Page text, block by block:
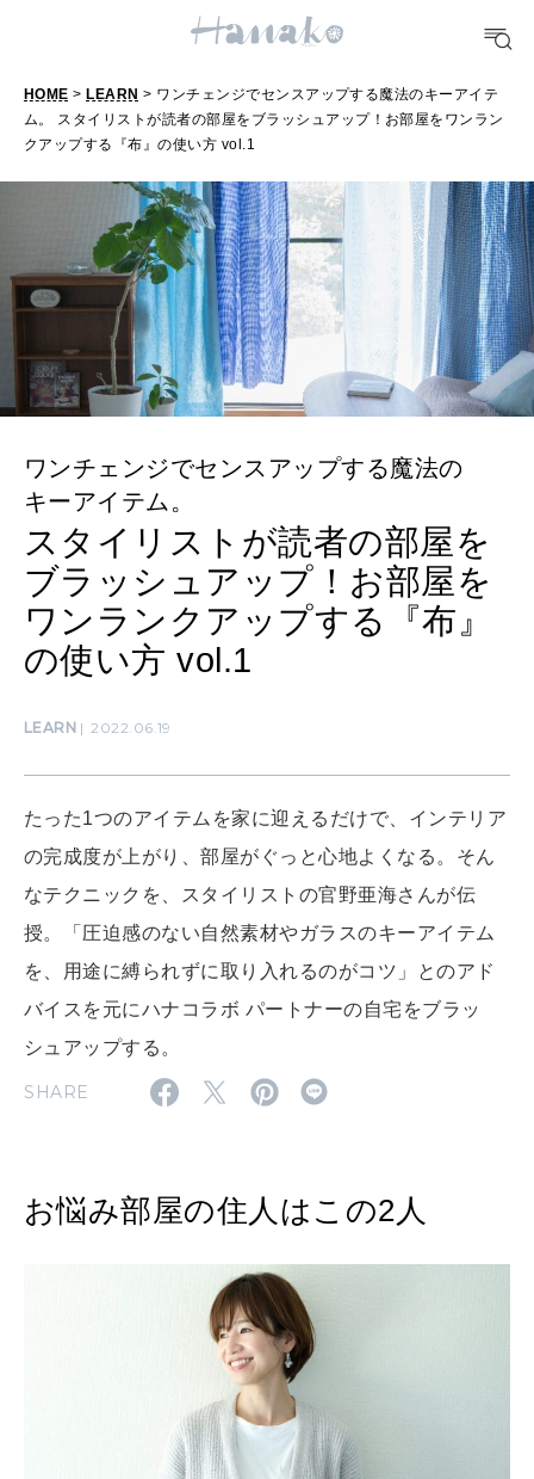
おいしい
TRAVEL
FORTUNE
明日のわたし
[12星座別] Weekly Holoscope
[12星座別] Monthly Love Holoscope
算命学がわかる今月のあなた
HEALTH
自分にやさしく
MAMA
ママもいろいろ
CULTURE
WORK&MONEY
MAGAZINE
2026年8月号『お茶の時間です。』
2026年7月号「鎌倉 ローカルが 教えてくれた 本当の歩き方。」
2026年6月号「大銀座 トレンドが生まれる 新しい一流店へ。」
2026年5月号「“大好き”に出会いに。韓国」
2026年4月号「未来をつくる、学びの教科書。」
MAGAZINE
FOLLOW US!
HOME > LEARN > ワンチェンジでセンスアップする魔法のキーアイテ
ム。 スタイリストが読者の部屋をブラッシュアップ！お部屋をワンラン
クアップする『布』の使い方 vol.1
ワンチェンジでセンスアップする魔法の
キーアイテム。
スタイリストが読者の部屋を
ブラッシュアップ！お部屋を
ワンランクアップする『布』
の使い方 vol.1
LEARN 2022.06.19
たった1つのアイテムを家に迎えるだけで、インテリア
の完成度が上がり、部屋がぐっと心地よくなる。そん
なテクニックを、スタイリストの官野亜海さんが伝
授。「圧迫感のない自然素材やガラスのキーアイテム
を、用途に縛られずに取り入れるのがコツ」とのアド
バイスを元にハナコラボ パートナーの自宅をブラッ
シュアップする。
SHARE
お悩み部屋の住人はこの2人